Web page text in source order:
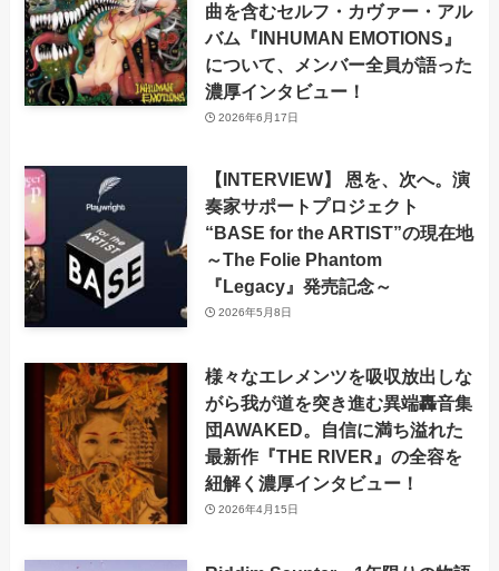
曲を含むセルフ・カヴァー・アル
バム『INHUMAN EMOTIONS』
について、メンバー全員が語った
濃厚インタビュー！
2026年6月17日
【INTERVIEW】 恩を、次へ。演
奏家サポートプロジェクト
“BASE for the ARTIST”の現在地
～The Folie Phantom
『Legacy』発売記念～
2026年5月8日
様々なエレメンツを吸収放出しな
がら我が道を突き進む異端轟音集
団AWAKED。自信に満ち溢れた
最新作『THE RIVER』の全容を
紐解く濃厚インタビュー！
2026年4月15日